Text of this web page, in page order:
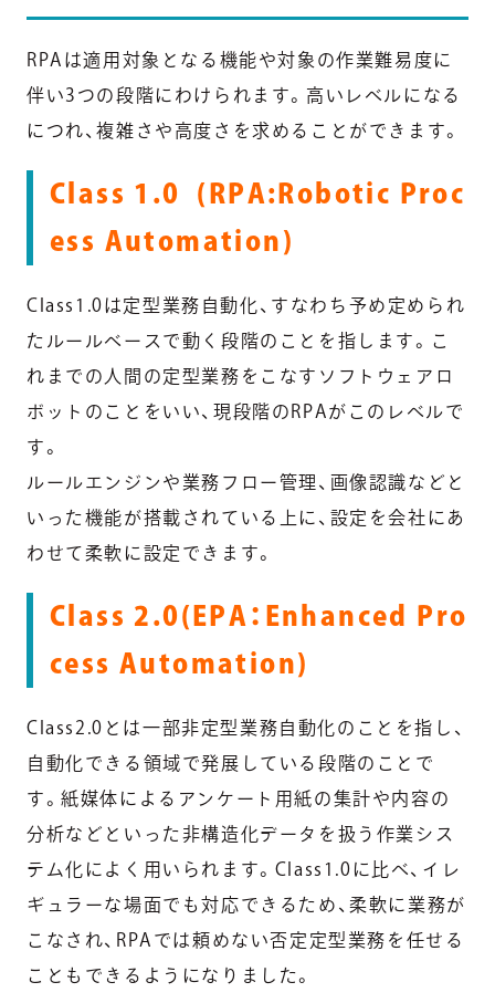
RPAは適用対象となる機能や対象の作業難易度に
伴い3つの段階にわけられます。高いレベルになる
につれ、複雑さや高度さを求めることができます。
Class 1.0 (RPA:Robotic Proc
ess Automation)
Class1.0は定型業務自動化、すなわち予め定められ
たルールベースで動く段階のことを指します。こ
れまでの人間の定型業務をこなすソフトウェアロ
ボットのことをいい、現段階のRPAがこのレベルで
す。
ルールエンジンや業務フロー管理、画像認識などと
いった機能が搭載されている上に、設定を会社にあ
わせて柔軟に設定できます。
Class 2.0(EPA：Enhanced Pro
cess Automation)
Class2.0とは一部非定型業務自動化のことを指し、
自動化できる領域で発展している段階のことで
す。紙媒体によるアンケート用紙の集計や内容の
分析などといった非構造化データを扱う作業シス
テム化によく用いられます。Class1.0に比べ、イレ
ギュラーな場面でも対応できるため、柔軟に業務が
こなされ、RPAでは頼めない否定定型業務を任せる
こともできるようになりました。